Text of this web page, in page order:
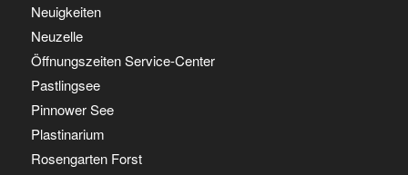
Neuigkeiten
Neuzelle
Öffnungszeiten Service-Center
Pastlingsee
Pinnower See
Plastinarium
Rosengarten Forst